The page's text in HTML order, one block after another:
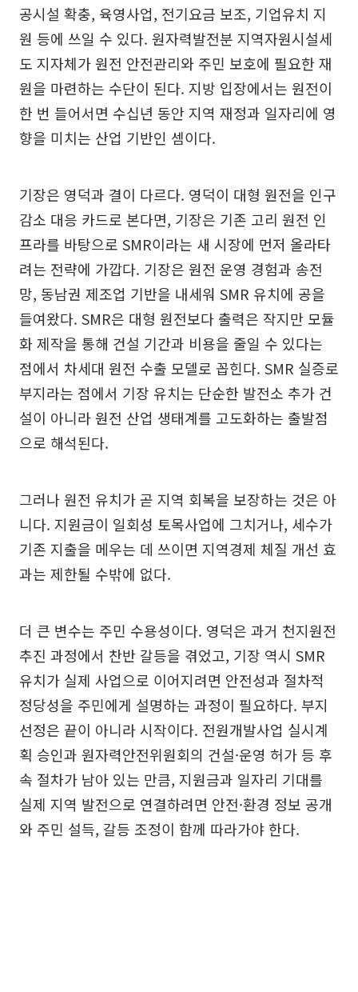
공시설 확충, 육영사업, 전기요금 보조, 기업유치 지
원 등에 쓰일 수 있다. 원자력발전분 지역자원시설세
도 지자체가 원전 안전관리와 주민 보호에 필요한 재
원을 마련하는 수단이 된다. 지방 입장에서는 원전이
한 번 들어서면 수십년 동안 지역 재정과 일자리에 영
향을 미치는 산업 기반인 셈이다.
기장은 영덕과 결이 다르다. 영덕이 대형 원전을 인구
감소 대응 카드로 본다면, 기장은 기존 고리 원전 인
프라를 바탕으로 SMR이라는 새 시장에 먼저 올라타
려는 전략에 가깝다. 기장은 원전 운영 경험과 송전
망, 동남권 제조업 기반을 내세워 SMR 유치에 공을
들여왔다. SMR은 대형 원전보다 출력은 작지만 모듈
화 제작을 통해 건설 기간과 비용을 줄일 수 있다는
점에서 차세대 원전 수출 모델로 꼽힌다. SMR 실증로
부지라는 점에서 기장 유치는 단순한 발전소 추가 건
설이 아니라 원전 산업 생태계를 고도화하는 출발점
으로 해석된다.
그러나 원전 유치가 곧 지역 회복을 보장하는 것은 아
니다. 지원금이 일회성 토목사업에 그치거나, 세수가
기존 지출을 메우는 데 쓰이면 지역경제 체질 개선 효
과는 제한될 수밖에 없다.
더 큰 변수는 주민 수용성이다. 영덕은 과거 천지원전
추진 과정에서 찬반 갈등을 겪었고, 기장 역시 SMR
유치가 실제 사업으로 이어지려면 안전성과 절차적
정당성을 주민에게 설명하는 과정이 필요하다. 부지
선정은 끝이 아니라 시작이다. 전원개발사업 실시계
획 승인과 원자력안전위원회의 건설·운영 허가 등 후
속 절차가 남아 있는 만큼, 지원금과 일자리 기대를
실제 지역 발전으로 연결하려면 안전·환경 정보 공개
와 주민 설득, 갈등 조정이 함께 따라가야 한다.